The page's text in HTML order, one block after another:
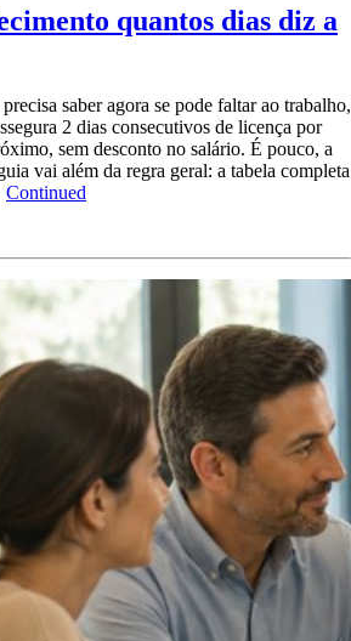
quantos dias diz a
saber agora se pode faltar ao trabalho,
2 dias consecutivos de licença por
sem desconto no salário. É pouco, a
vai além da regra geral: a tabela completa
Continued